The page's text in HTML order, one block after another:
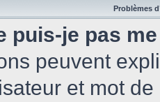
Problèmes
puis-je pas
peuvent
et mot